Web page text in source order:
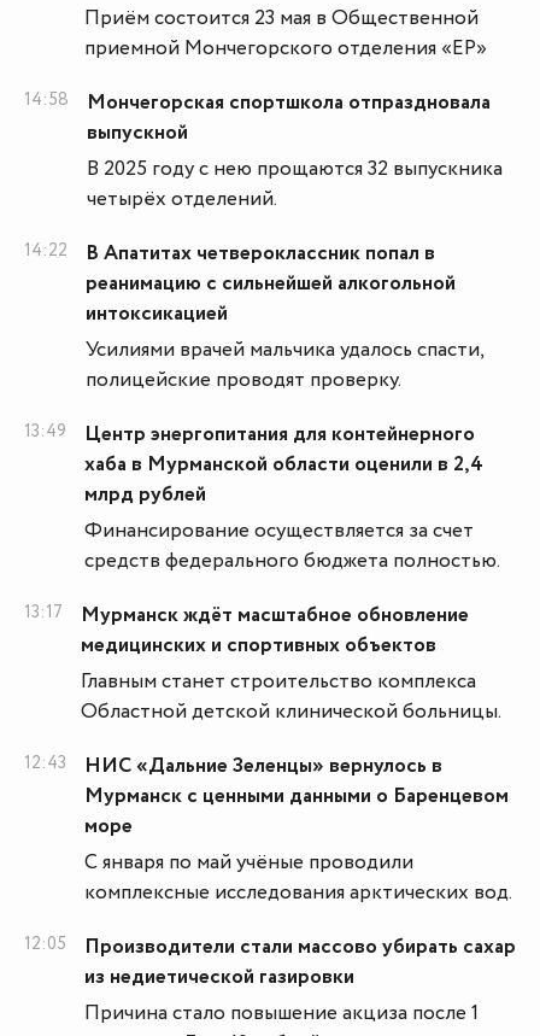
Приём состоится 23 мая в Общественной
приемной Мончегорского отделения «ЕР»
14:58
Мончегорская спортшкола отпраздновала
выпускной
В 2025 году с нею прощаются 32 выпускника
четырёх отделений.
14:22
В Апатитах четвероклассник попал в
реанимацию с сильнейшей алкогольной
интоксикацией
Усилиями врачей мальчика удалось спасти,
полицейские проводят проверку.
13:49
Центр энергопитания для контейнерного
хаба в Мурманской области оценили в 2,4
млрд рублей
Финансирование осуществляется за счет
средств федерального бюджета полностью.
13:17
Мурманск ждёт масштабное обновление
медицинских и спортивных объектов
Главным станет строительство комплекса
Областной детской клинической больницы.
12:43
НИС «Дальние Зеленцы» вернулось в
Мурманск с ценными данными о Баренцевом
море
С января по май учёные проводили
комплексные исследования арктических вод.
12:05
Производители стали массово убирать сахар
из недиетической газировки
Причина стало повышение акциза после 1